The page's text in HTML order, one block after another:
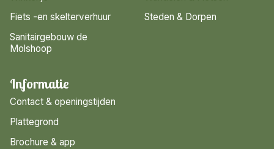
Fiets -en skelterverhuur
Sanitairgebouw de
Molshoop
Steden & Dorpen
Informatie
Contact & openingstijden
Plattegrond
Brochure & app